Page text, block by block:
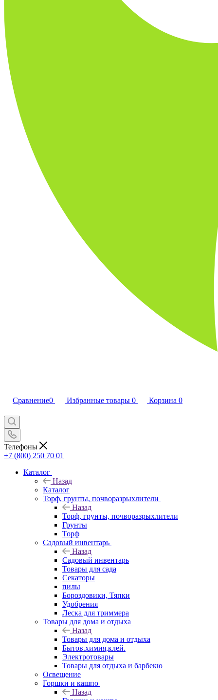
Сравнение0 Избранные товары 0 Корзина 0
Телефоны
+7 (800) 250 70 01
Каталог
Назад
Каталог
Торф, грунты, почворазрыхлители
Назад
Торф, грунты, почворазрыхлители
Грунты
Торф
Садовый инвентарь
Назад
Садовый инвентарь
Товары для сада
Секаторы
пилы
Бороздовики, Тяпки
Удобрения
Леска для триммера
Товары для дома и отдыха
Назад
Товары для дома и отдыха
Бытов.химия,клей.
Электротовары
Товары для отдыха и барбекю
Освещение
Горшки и кашпо
Назад